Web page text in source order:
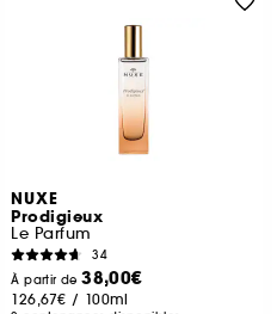
NUXE
Prodigieux
Le Parfum
34
À partir de38,00€
126,67€ / 100ml